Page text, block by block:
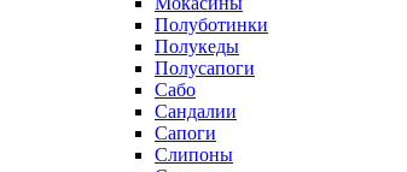
Полуботинки
Полукеды
Полусапоги
Сабо
Сандалии
Сапоги
Слипоны